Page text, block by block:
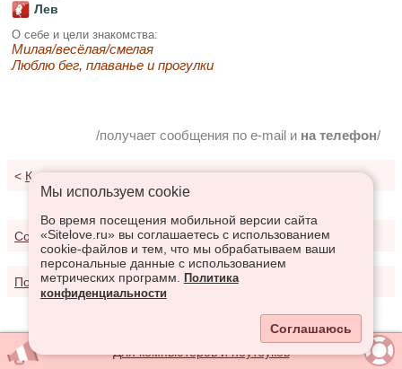
Лев
О себе и цели знакомства:
Милая/весёлая/смелая
Люблю бег, плаванье и прогулки
/получает сообщения по e-mail и на телефон/
< К результатам поиска
Соглашение о предоставлении услуг
Политика конфиденциальности
Мы используем сookie
Во время посещения мобильной версии сайта
«Sitelove.ru» вы соглашаетесь с использованием
cookie-файлов и тем, что мы обрабатываем ваши
персональные данные с использованием
метрических программ.
Политика
конфиденциальности
Соглашаюсь
Для компьютеров и ноутбуков